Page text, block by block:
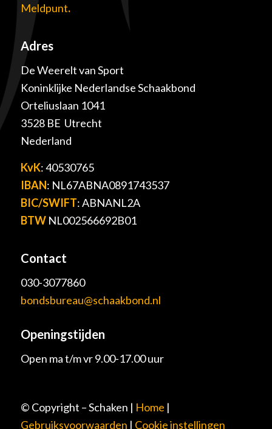
Meldpunt.
Adres
De Weerelt van Sport
Koninklijke Nederlandse Schaakbond
Orteliuslaan 1041
3528 BE Utrecht
Nederland
KvK: 40530765
IBAN: NL67ABNA0891743537
BIC/SWIFT: ABNANL2A
BTWNL002566692B01
Contact
030-3077860
bondsbureau@schaakbond.nl
Openingstijden
Open ma t/m vr 9.00-17.00 uur
© Copyright – Schaken | Home |
Gebruiksvoorwaarden | Cookie instellingen